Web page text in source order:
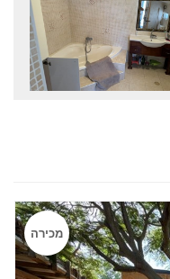
מכירה